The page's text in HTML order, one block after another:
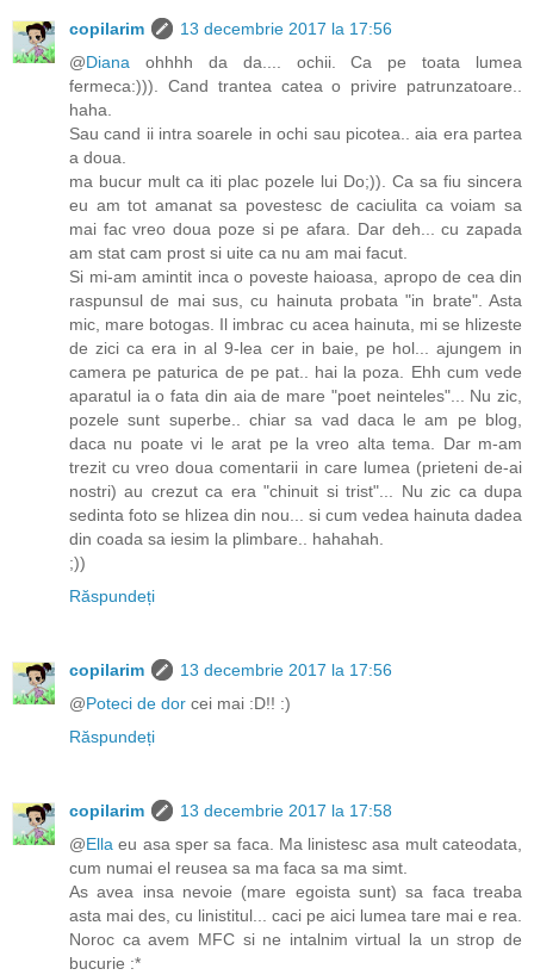
copilarim
13 decembrie 2017 la 17:56
@Diana ohhhh da da.... ochii. Ca pe toata lumea
fermeca:))). Cand trantea catea o privire patrunzatoare..
haha.
Sau cand ii intra soarele in ochi sau picotea.. aia era partea
a doua.
ma bucur mult ca iti plac pozele lui Do;)). Ca sa fiu sincera
eu am tot amanat sa povestesc de caciulita ca voiam sa
mai fac vreo doua poze si pe afara. Dar deh... cu zapada
am stat cam prost si uite ca nu am mai facut.
Si mi-am amintit inca o poveste haioasa, apropo de cea din
raspunsul de mai sus, cu hainuta probata "in brate". Asta
mic, mare botogas. Il imbrac cu acea hainuta, mi se hlizeste
de zici ca era in al 9-lea cer in baie, pe hol... ajungem in
camera pe paturica de pe pat.. hai la poza. Ehh cum vede
aparatul ia o fata din aia de mare "poet neinteles"... Nu zic,
pozele sunt superbe.. chiar sa vad daca le am pe blog,
daca nu poate vi le arat pe la vreo alta tema. Dar m-am
trezit cu vreo doua comentarii in care lumea (prieteni de-ai
nostri) au crezut ca era "chinuit si trist"... Nu zic ca dupa
sedinta foto se hlizea din nou... si cum vedea hainuta dadea
din coada sa iesim la plimbare.. hahahah.
;))
Răspundeți
copilarim
13 decembrie 2017 la 17:56
@Poteci de dor cei mai :D!! :)
Răspundeți
copilarim
13 decembrie 2017 la 17:58
@Ella eu asa sper sa faca. Ma linistesc asa mult cateodata,
cum numai el reusea sa ma faca sa ma simt.
As avea insa nevoie (mare egoista sunt) sa faca treaba
asta mai des, cu linistitul... caci pe aici lumea tare mai e rea.
Noroc ca avem MFC si ne intalnim virtual la un strop de
bucurie :*